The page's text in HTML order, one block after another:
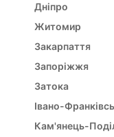
Дніпро
Житомир
Закарпаття
Запоріжжя
Затока
Івано-
Кам'янець-